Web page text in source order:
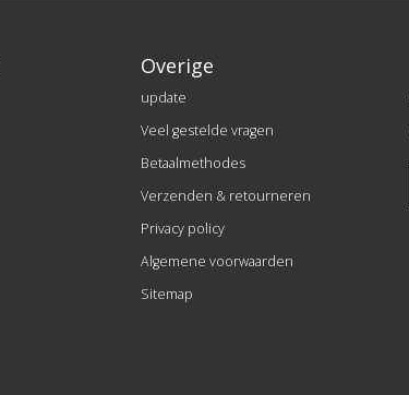
Overige
update
Veel gestelde vragen
Betaalmethodes
Verzenden & retourneren
Privacy policy
Algemene voorwaarden
Sitemap